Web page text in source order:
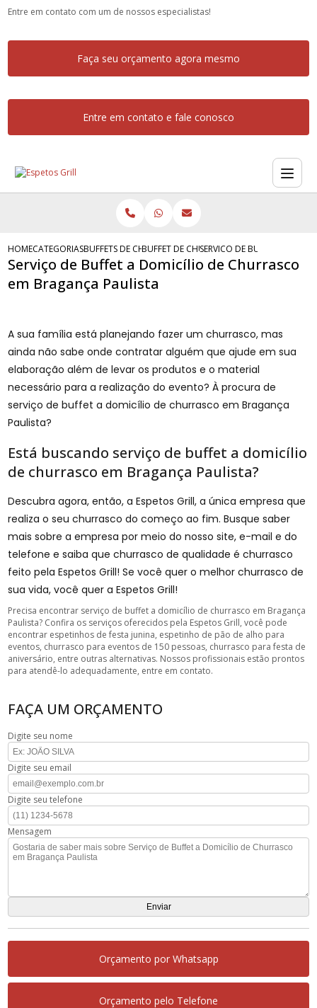
Entre em contato com um de nossos especialistas!
Faça seu orçamento agora mesmo
Entre em contato e fale conosco
HOMECATEGORIASBUFFETS DE CHURRASCOBUFFET DE CHURRASCO COMPLETO
SERVICO DE BUFFET A
Serviço de Buffet a Domicílio de Churrasco
em Bragança Paulista
A sua família está planejando fazer um churrasco, mas
ainda não sabe onde contratar alguém que ajude em sua
elaboração além de levar os produtos e o material
necessário para a realização do evento? À procura de
serviço de buffet a domicílio de churrasco em Bragança
Paulista?
Está buscando serviço de buffet a domicílio
de churrasco em Bragança Paulista?
Descubra agora, então, a Espetos Grill, a única empresa que
realiza o seu churrasco do começo ao fim. Busque saber
mais sobre a empresa por meio do nosso site, e-mail e do
telefone e saiba que churrasco de qualidade é churrasco
feito pela Espetos Grill! Se você quer o melhor churrasco de
sua vida, você quer a Espetos Grill!
Precisa encontrar serviço de buffet a domicílio de churrasco em Bragança
Paulista? Confira os serviços oferecidos pela Espetos Grill, você pode
encontrar espetinhos de festa junina, espetinho de pão de alho para
eventos, churrasco para eventos de 150 pessoas, churrasco para festa de
aniversário, entre outras alternativas. Nossos profissionais estão prontos
para atendê-lo adequadamente, entre em contato.
FAÇA UM ORÇAMENTO
Digite seu nome
Digite seu email
Digite seu telefone
Mensagem
Orçamento por Whatsapp
Orçamento pelo Telefone